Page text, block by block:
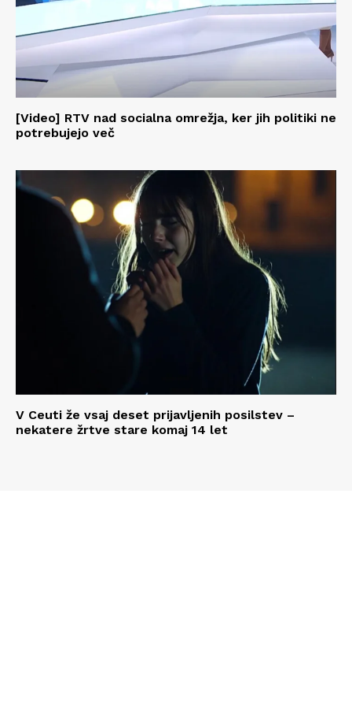
[Video] RTV nad socialna omrežja, ker jih politiki ne
potrebujejo več
V Ceuti že vsaj deset prijavljenih posilstev –
nekatere žrtve stare komaj 14 let